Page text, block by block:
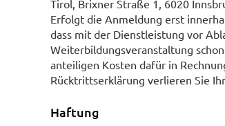
Tirol, Brixner Straße 1, 6020
Erfolgt die Anmeldung erst
dass mit der Dienstleistung vor
Weiterbildungsveranstaltung
anteiligen Kosten dafür in
Rücktrittserklärung verlieren Sie
Haftung